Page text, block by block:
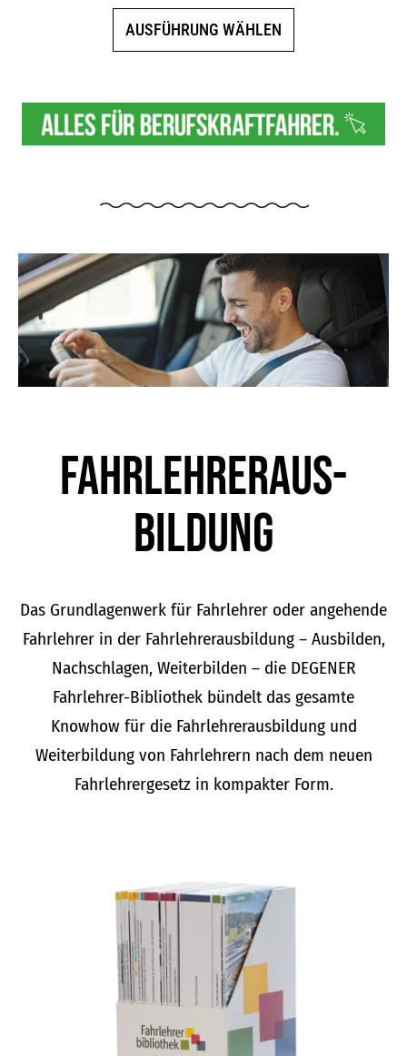
AUSFÜHRUNG WÄHLEN
Varianten
auf.
können
der
Produktseite
gewählt
werden
Fahrlehrer­aus­
bildung
Das Grundlagenwerk für Fahrlehrer oder angehende
Fahrlehrer in der Fahrlehrerausbildung – Ausbilden,
Nachschlagen, Weiterbilden – die DEGENER
Fahrlehrer-Bibliothek bündelt das gesamte
Knowhow für die Fahrlehrerausbildung und
Weiterbildung von Fahrlehrern nach dem neuen
Fahrlehrergesetz in kompakter Form.